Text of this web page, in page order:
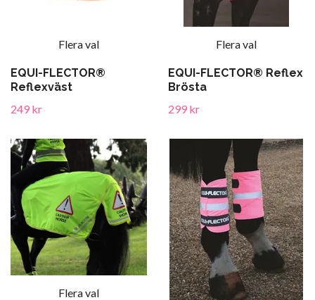
Flera val
EQUI-FLECTOR®
Reflexväst
249 kr
Flera val
EQUI-FLECTOR® Reflex
Brösta
299 kr
Flera val